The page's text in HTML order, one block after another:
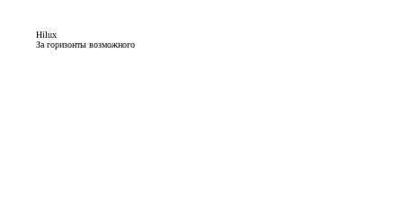
Hilux
За горизонты возможного